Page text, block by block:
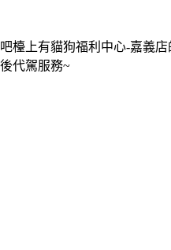
吧檯上有貓狗福利中心-嘉義
後代駕服務~